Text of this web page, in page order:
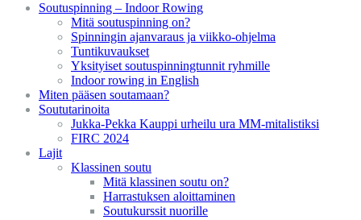
Soutuspinning – Indoor Rowing
Mitä soutuspinning on?
Spinningin ajanvaraus ja viikko-ohjelma
Tuntikuvaukset
Yksityiset soutuspinningtunnit ryhmille
Indoor rowing in English
Miten pääsen soutamaan?
Soututarinoita
Jukka-Pekka Kauppi urheilu ura MM-mitalistiksi
FIRC 2024
Lajit
Klassinen soutu
Mitä klassinen soutu on?
Harrastuksen aloittaminen
Soutukurssit nuorille